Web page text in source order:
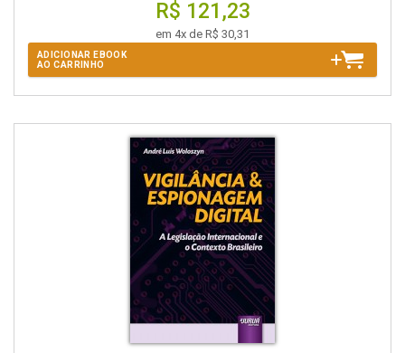
R$ 121,23
em 4x de R$ 30,31
ADICIONAR EBOOK
AO CARRINHO